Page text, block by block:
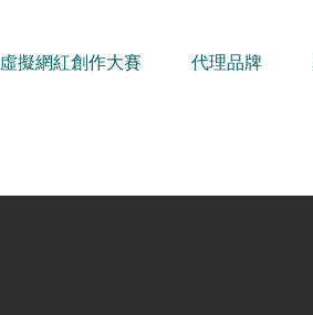
虛擬網紅創作大賽 代理品牌